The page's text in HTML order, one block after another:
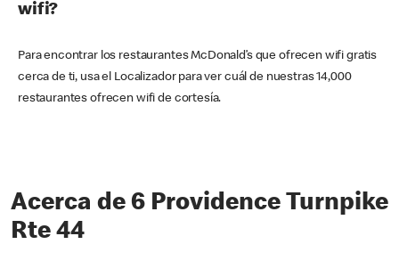
wifi?
Para encontrar los restaurantes McDonald’s que ofrecen wifi gratis
cerca de ti, usa el Localizador para ver cuál de nuestras 14,000
restaurantes ofrecen wifi de cortesía.
Acerca de 6 Providence Turnpike
Rte 44